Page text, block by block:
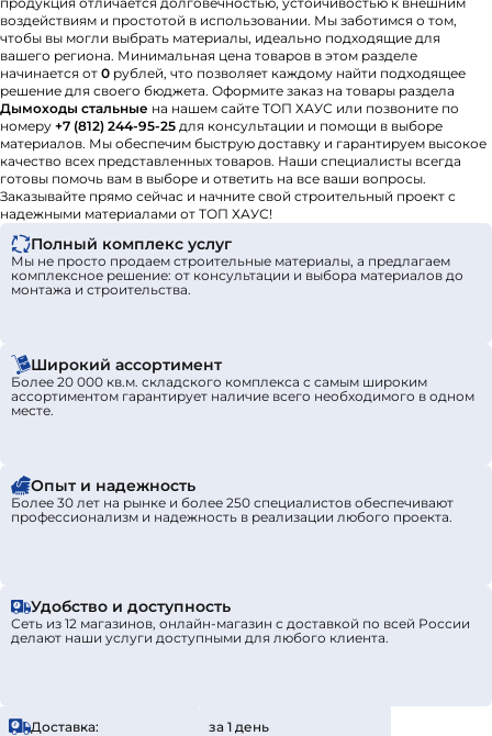
воздействиям и простотой в использовании. Мы заботимся о том,
чтобы вы могли выбрать материалы, идеально подходящие для
вашего региона. Минимальная цена товаров в этом разделе
начинается от 0 рублей, что позволяет каждому найти подходящее
решение для своего бюджета. Оформите заказ на товары раздела
Дымоходы стальные на нашем сайте ТОП ХАУС или позвоните по
номеру +7 (812) 244-95-25 для консультации и помощи в выборе
материалов. Мы обеспечим быструю доставку и гарантируем высокое
качество всех представленных товаров. Наши специалисты всегда
готовы помочь вам в выборе и ответить на все ваши вопросы.
Заказывайте прямо сейчас и начните свой строительный проект с
надежными материалами от ТОП ХАУС!
Полный комплекс услуг
Мы не просто продаем строительные материалы, а предлагаем
комплексное решение: от консультации и выбора материалов до
монтажа и строительства.
Широкий ассортимент
Более 20 000 кв.м. складского комплекса с самым широким
ассортиментом гарантирует наличие всего необходимого в одном
месте.
Опыт и надежность
Более 30 лет на рынке и более 250 специалистов обеспечивают
профессионализм и надежность в реализации любого проекта.
Удобство и доступность
Сеть из 12 магазинов, онлайн-магазин с доставкой по всей России
делают наши услуги доступными для любого клиента.
Доставка: за 1 день